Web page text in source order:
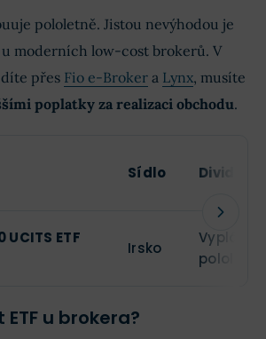
pololetně. Jistou nevýhodou je
moderních low-cost brokerů. V
přes Fio e-Broker a Lynx, musíte
poplatky za realizaci obchodu.
Sídlo
UCITS ETF
Irsko
pololetně
u brokera?